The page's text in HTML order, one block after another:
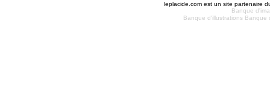
leplacide.com est un site partenaire
Banque
Banque d'illustrations Banque